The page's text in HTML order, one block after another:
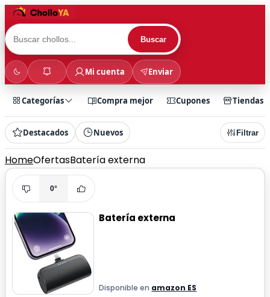
Buscar
Mi cuenta Enviar
Categorías Compra mejor Cupones Tiendas
Destacados Nuevos Filtrar
HomeOfertasBatería externa
0°
Batería externa
Disponible en amazon ES